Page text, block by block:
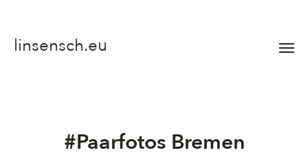
linsensch.eu
Menü
#Paarfotos Bremen